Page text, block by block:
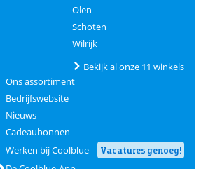
Olen
Schoten
Wilrijk
Bekijk al onze 11 winkels
Ons assortiment
Bedrijfswebsite
Nieuws
Cadeaubonnen
Werken bij Coolblue
Vacatures genoeg!